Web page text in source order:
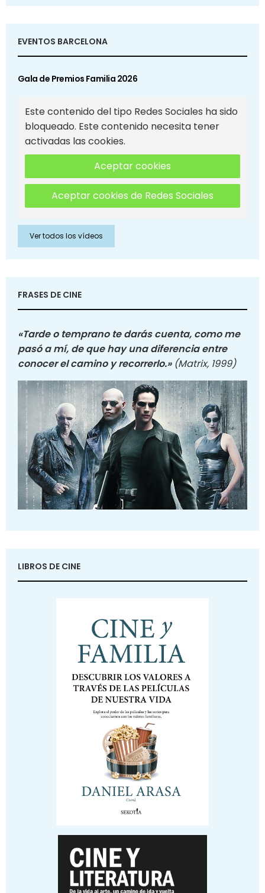
EVENTOS BARCELONA
Gala de Premios Familia 2026
Este contenido del tipo Redes Sociales ha sido
bloqueado. Este contenido necesita tener
activadas las cookies.
Aceptar cookies
Aceptar cookies de Redes Sociales
Ver todos los vídeos
FRASES DE CINE
«Tarde o temprano te darás cuenta, como me
pasó a mí, de que hay una diferencia entre
conocer el camino y recorrerlo.» (Matrix, 1999)
LIBROS DE CINE